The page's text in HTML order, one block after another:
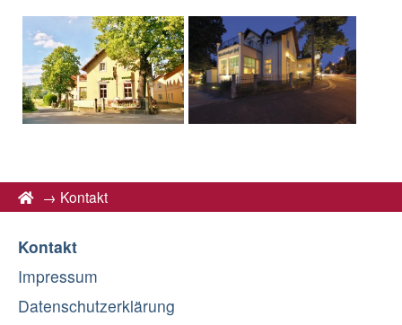
→ Kontakt
Kontakt
Impressum
Datenschutzerklärung